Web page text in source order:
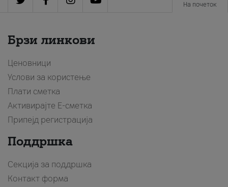
На почеток
Брзи линкови
Ценовници
Услови за користење
Плати сметка
Активирајте Е-сметка
Припејд регистрација
Поддршка
Секција за поддршка
Контакт форма